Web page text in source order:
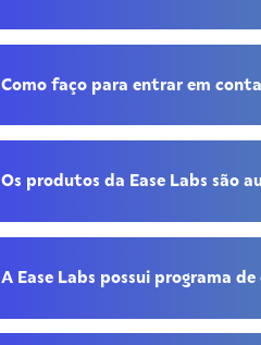
Como faço para entrar em
Os produtos da Ease Labs são
A Ease Labs possui programa